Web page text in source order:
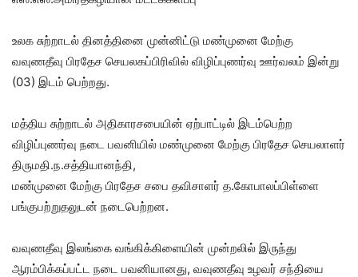
உலக சுற்றாடல் தினத்தினை முன்னிட்டு மண்முனை மேற்கு
வவுணதீவு பிரதேச செயலகப்பிரிவில் விழிப்புணர்வு ஊர்வலம் இன்று
(03) இடம் பெற்றது.
மத்திய சுற்றாடல் அதிகாரசபையின் ஏற்பாட்டில் இடம்பெற்ற
விழிப்புணர்வு நடை பவனியில் மண்முனை மேற்கு பிரதேச செயலாளர்
திருமதி.ந.சத்தியானந்தி,
மண்முனை மேற்கு பிரதேச சபை தவிசாளர் த.கோபாலப்பிள்ளை
பங்குபற்றுதலுடன் நடைபெற்றன.
வவுணதீவு இலங்கை வங்கிக்கிளையின் முன்றலில் இருந்து
ஆரம்பிக்கப்பட்ட நடை பவனியானது, வவுணதீவு உழவர் சந்தியை